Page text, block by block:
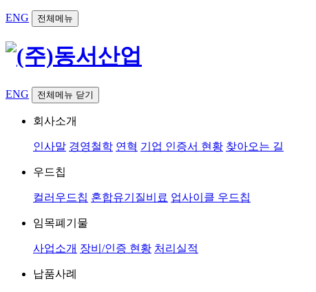
ENG 전체메뉴
ENG 전체메뉴 닫기
회사소개
인사말 경영철학 연혁 기업 인증서 현황 찾아오는 길
우드칩
컬러우드칩 혼합유기질비료 업사이클 우드칩
임목폐기물
사업소개 장비/인증 현황 처리실적
납품사례